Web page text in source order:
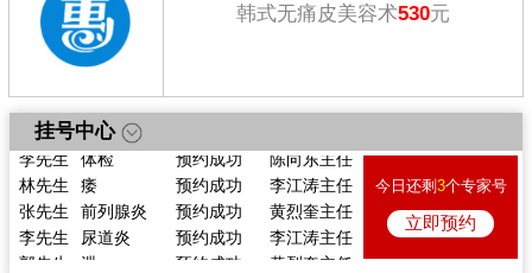
韩式无痛皮美容术530元
挂号中心
戴先生 痿
李先生 体检 预约成功
陈向东主任
林先生
痿 预约成功
李江涛主任
张先生
前列腺炎 预约成功
黄烈奎主任
李先生
尿道炎 预约成功
李江涛主任
郭先生
泄 预约成功
黄烈奎主任
今日还剩 3个专家号
立即预约